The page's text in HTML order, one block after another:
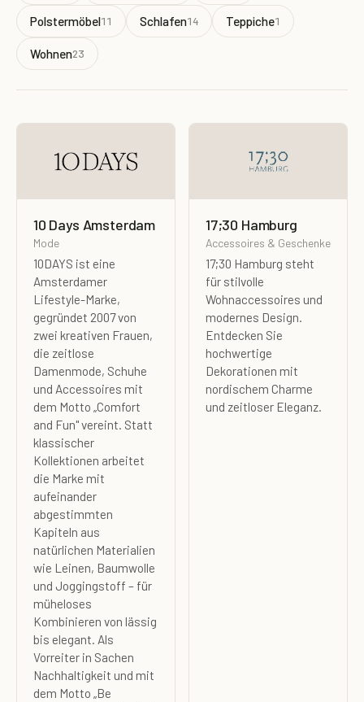
Polstermöbel11 Schlafen14 Teppiche1
Wohnen23
10 Days Amsterdam
Mode
10DAYS ist eine
Amsterdamer
Lifestyle-Marke,
gegründet 2007 von
zwei kreativen Frauen,
die zeitlose
Damenmode, Schuhe
und Accessoires mit
dem Motto „Comfort
and Fun" vereint. Statt
klassischer
Kollektionen arbeitet
die Marke mit
aufeinander
abgestimmten
Kapiteln aus
natürlichen Materialien
wie Leinen, Baumwolle
und Joggingstoff – für
müheloses
Kombinieren von lässig
bis elegant. Als
Vorreiter in Sachen
Nachhaltigkeit und mit
dem Motto „Be
17;30 Hamburg
Accessoires & Geschenke
17;30 Hamburg steht
für stilvolle
Wohnaccessoires und
modernes Design.
Entdecken Sie
hochwertige
Dekorationen mit
nordischem Charme
und zeitloser Eleganz.